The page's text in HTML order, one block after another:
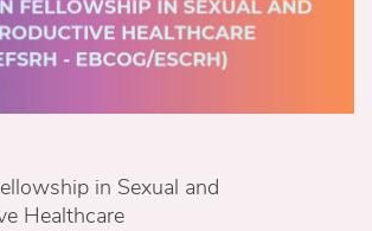
in Sexual and
Healthcare